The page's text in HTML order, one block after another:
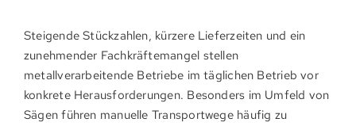
MEBAteam
MEBAcompany
MEBAcareer
Steigende Stückzahlen, kürzere Lieferzeiten und ein
zunehmender Fachkräftemangel stellen
metallverarbeitende Betriebe im täglichen Betrieb vor
konkrete Herausforderungen. Besonders im Umfeld von
Sägen führen manuelle Transportwege häufig zu